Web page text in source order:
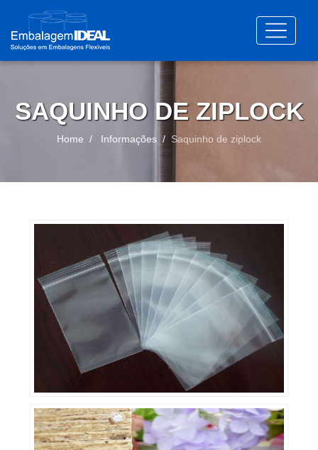
SAQUINHO DE ZIPLOCK
Home Informações Saquinho de ziplock